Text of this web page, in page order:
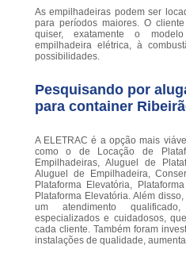
As empilhadeiras podem ser
para períodos maiores. O
quiser, exatamente o
empilhadeira elétrica, à
possibilidades.
Pesquisando por
para container
A ELETRAC é a opção mais
como o de Locação de
Empilhadeiras, Aluguel de
Aluguel de Empilhadeira,
Plataforma Elevatória,
Plataforma Elevatória. Além
um atendimento
especializados e cuidadosos,
cada cliente. Também foram
instalações de qualidade,